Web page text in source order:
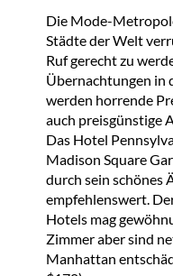
Die Mode-
Städte der Welt
Ruf gerecht zu
Übernachtungen in
werden horrende
auch preisgünstige
Das Hotel
Madison Square
durch sein schönes
empfehlenswert.
Hotels mag
Zimmer aber sind
Manhattan